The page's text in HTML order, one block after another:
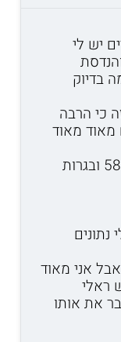
יש לי
בדיוק
כי הרבה
מאוד מאוד
עכשיו יש לי פסיכומטרי לא גבוה 586 ובגרות
נתונים
אני מאוד
ראלי
את אותו